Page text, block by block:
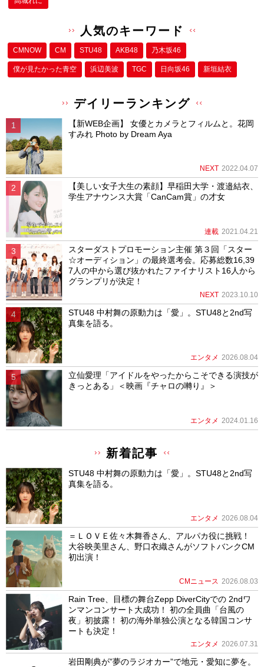
人気のキーワード
CMNOW CM STU48 AKB48 乃木坂46
僕が⾒たかった⻘空 浜辺美波 TGC 日向坂46 新垣結衣
デイリーランキング
【新WEB企画】 女優とカメラとフィルムと。花岡
すみれ Photo by Dream Aya
NEXT 2022.04.07
【美しい女子大生の素顔】早稲田大学・渡邉結衣、
学生アナウンス大賞「CanCam賞」の才女
連載 2021.04.21
スターダストプロモーション主催 第３回「スター
☆オーディション」の最終選考会。応募総数16,39
7人の中から選び抜かれたファイナリスト16人から
グランプリが決定！
NEXT 2023.10.10
STU48 中村舞の原動力は「愛」。STU48と2nd写
真集を語る。
エンタメ 2026.08.04
立仙愛理「アイドルをやったからこそできる演技が
きっとある」＜映画『チャロの囀り』＞
エンタメ 2024.01.16
新着記事
STU48 中村舞の原動力は「愛」。STU48と2nd写
真集を語る。
エンタメ 2026.08.04
＝ＬＯＶＥ佐々木舞香さん、アルパカ役に挑戦！
大谷映美里さん、野口衣織さんがソフトバンクCM
初出演！
CMニュース 2026.08.03
Rain Tree、目標の舞台Zepp DiverCityでの 2ndワ
ンマンコンサート大成功！ 初の全員曲「台風の
夜」初披露！ 初の海外単独公演となる韓国コンサ
ートも決定！
エンタメ 2026.07.31
岩田剛典が”夢のラジオカー”で地元・愛知に夢を。